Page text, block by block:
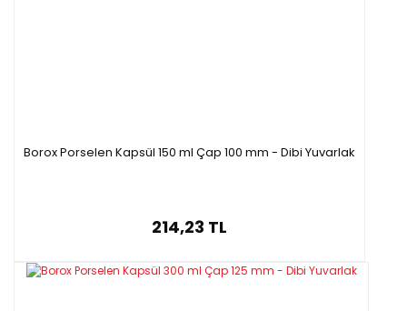
Borox Porselen Kapsül 150 ml Çap 100 mm - Dibi Yuvarlak
214,23 TL